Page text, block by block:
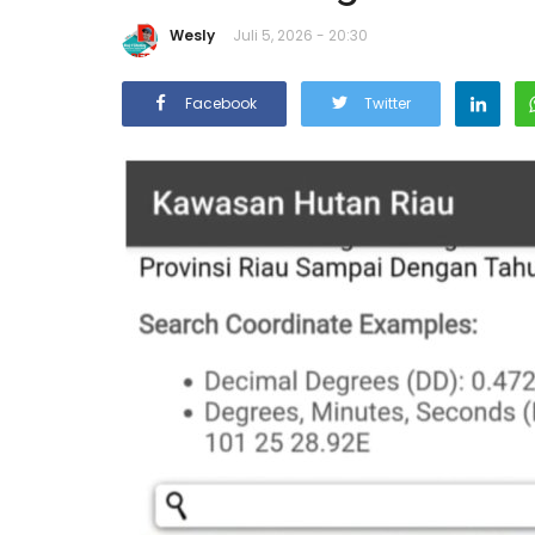
Wesly Juli 5, 2026 - 20:30
Facebook Twitter